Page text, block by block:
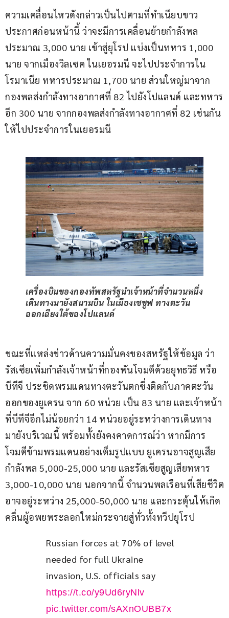
ความเคลื่อนไหวดังกล่าวเป็นไปตามที่ทำเนียบขาว
ประกาศก่อนหน้านี้ ว่าจะมีการเคลื่อนย้ายกำลังพล
ประมาณ 3,000 นาย เข้าสู่ยุโรป แบ่งเป็นทหาร 1,000
นาย จากเมืองวิลเซค ในเยอรมนี จะไปประจำการใน
โรมาเนีย ทหารประมาณ 1,700 นาย ส่วนใหญ่มาจาก
กองพลส่งกำลังทางอากาศที่ 82 ไปยังโปแลนด์ และทหาร
อีก 300 นาย จากกองพลส่งกำลังทางอากาศที่ 82 เช่นกัน
ให้ไปประจำการในเยอรมนี
เครื่องบินของกองทัพสหรัฐนำเจ้าหน้าที่จำนวนหนึ่ง
เดินทางมายังสนามบิน ในเมืองเชชูฟ ทางตะวัน
ออกเฉียงใต้ของโปแลนด์
ขณะที่แหล่งข่าวด้านความมั่นคงของสหรัฐให้ข้อมูล ว่า
รัสเซียเพิ่มกำลังเจ้าหน้าที่กองพันโจมตีด้วยยุทธวิธี หรือ
บีทีจี ประชิดพรมแดนทางตะวันตกซึ่งติดกับภาคตะวัน
ออกของยูเครน จาก 60 หน่วย เป็น 83 นาย และเจ้าหน้า
ที่บีทีจีอีกไม่น้อยกว่า 14 หน่วยอยู่ระหว่างการเดินทาง
มายังบริเวณนี้ พร้อมทั้งยังคงคาดการณ์ว่า หากมีการ
โจมตีข้ามพรมแดนอย่างเต็มรูปแบบ ยูเครนอาจสูญเสีย
กำลังพล 5,000-25,000 นาย และรัสเซียสูญเสียทหาร
3,000-10,000 นาย นอกจากนี้ จำนวนพลเรือนที่เสียชีวิต
อาจอยู่ระหว่าง 25,000-50,000 นาย และกระตุ้นให้เกิด
คลื่นผู้อพยพระลอกใหม่กระจายสู่ทั่วทั้งทวีปยุโรป
Russian forces at 70% of level
needed for full Ukraine
invasion, U.S. officials say
https://t.co/y9Ud6ryNlv
pic.twitter.com/sAXnOUBB7x